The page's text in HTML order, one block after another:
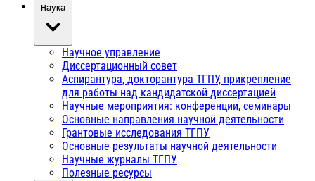
Наука
Научное управление
Диссертационный совет
Аспирантура, докторантура ТГПУ, прикрепление
для работы над кандидатской диссертацией
Научные мероприятия: конференции, семинары
Основные направления научной деятельности
Грантовые исследования ТГПУ
Основные результаты научной деятельности
Научные журналы ТГПУ
Полезные ресурсы